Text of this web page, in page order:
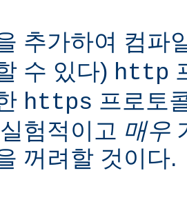
추가하여 컴파
수 있다) http
https 프로토
험적이고 매우
꺼려할 것이다.